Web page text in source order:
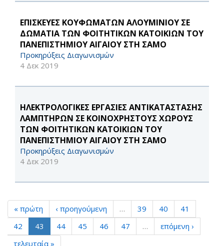
ΕΠΙΣΚΕΥΕΣ ΚΟΥΦΩΜΑΤΩΝ ΑΛΟΥΜΙΝΙΟΥ ΣΕ
ΔΩΜΑΤΙΑ ΤΩΝ ΦΟΙΤΗΤΙΚΩΝ ΚΑΤΟΙΚΙΩΝ ΤΟΥ
ΠΑΝΕΠΙΣΤΗΜΙΟΥ ΑΙΓΑΙΟΥ ΣΤΗ ΣΑΜΟ
Προκηρύξεις Διαγωνισμών
4 Δεκ 2019
ΗΛΕΚΤΡΟΛΟΓΙΚΕΣ ΕΡΓΑΣΙΕΣ ΑΝΤΙΚΑΤΑΣΤΑΣΗΣ
ΛΑΜΠΤΗΡΩΝ ΣΕ ΚΟΙΝΟΧΡΗΣΤΟΥΣ ΧΩΡΟΥΣ
ΤΩΝ ΦΟΙΤΗΤΙΚΩΝ ΚΑΤΟΙΚΙΩΝ ΤΟΥ
ΠΑΝΕΠΙΣΤΗΜΙΟΥ ΑΙΓΑΙΟΥ ΣΤΗ ΣΑΜΟ
Προκηρύξεις Διαγωνισμών
4 Δεκ 2019
« πρώτη ‹ προηγούμενη … 39 40
41
42
43 44 45 46 47 …
επόμενη ›
τελευταία »